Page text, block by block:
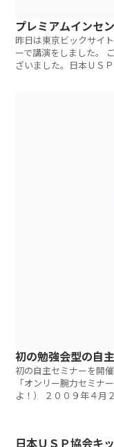
プレミアムインセ
昨日は東京ビックサイ
ーで講演をしました。
ざいました。日本ＵＳ
初の勉強会型の自
初の自主セミナーを開
「オンリー腕力セミナ
よ！） ２００９年４月